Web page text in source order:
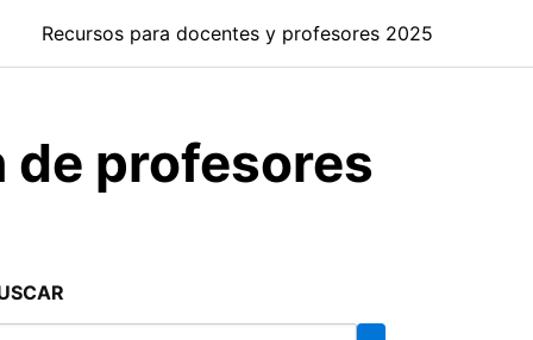
Recursos para docentes y profesores 2025
profesores